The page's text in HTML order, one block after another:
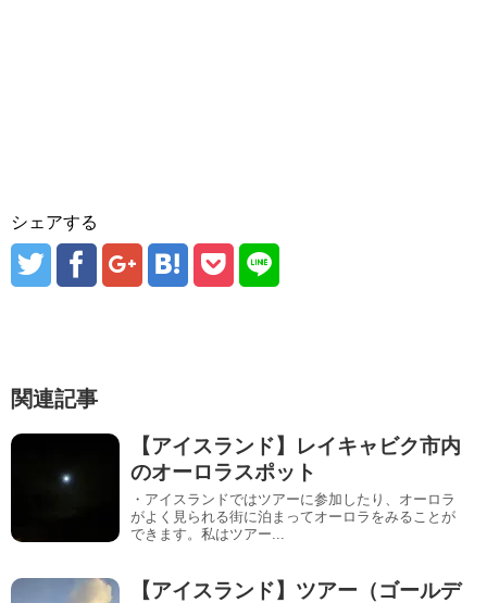
シェアする
関連記事
【アイスランド】レイキャビク市内
のオーロラスポット
・アイスランドではツアーに参加したり、オーロラ
がよく見られる街に泊まってオーロラをみることが
できます。私はツアー...
【アイスランド】ツアー（ゴールデ